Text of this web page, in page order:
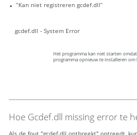
“Kan niet registreren gcdef.dll”
gcdef.dll - System Error
Het programma kan niet starten
programma opnieuw te installeren
Hoe Gcdef.dll missing error te
Als de fout "gcdef.dll ontbreekt" optreedt,